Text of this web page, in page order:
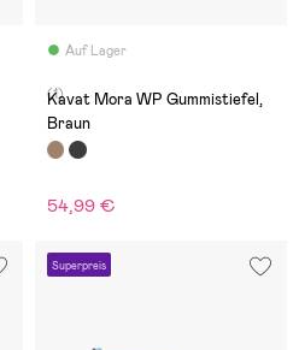
Auf Lager
(1)
Kavat Mora WP Gummistiefel,
Braun
54,99 €
Superpreis